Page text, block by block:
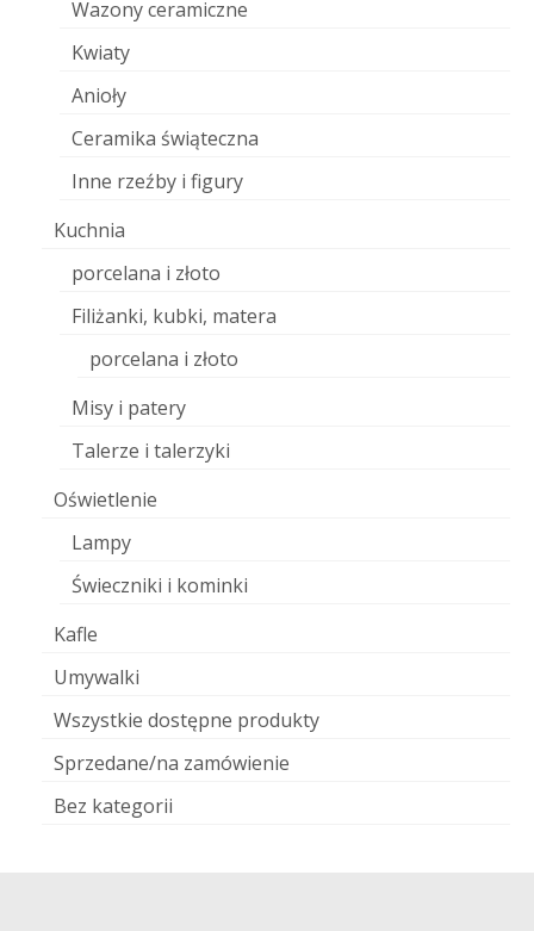
Wazony ceramiczne
Kwiaty
Anioły
Ceramika świąteczna
Inne rzeźby i figury
Kuchnia
porcelana i złoto
Filiżanki, kubki, matera
porcelana i złoto
Misy i patery
Talerze i talerzyki
Oświetlenie
Lampy
Świeczniki i kominki
Kafle
Umywalki
Wszystkie dostępne produkty
Sprzedane/na zamówienie
Bez kategorii